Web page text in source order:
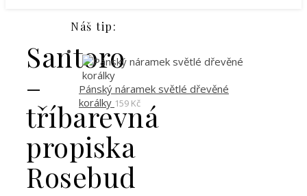
Santoro
–
tříbarevná
propiska
Rosebud
Náš tip:
Pánský náramek světlé dřevěné
korálky 159 Kč